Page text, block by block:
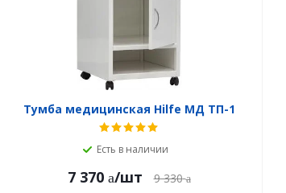
Тумба медицинская Hilfe МД ТП-1
Есть в наличии
7 370 /шт 9 330